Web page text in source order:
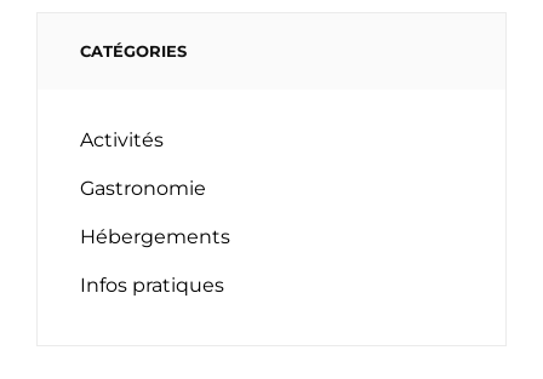
CATÉGORIES
Activités
Gastronomie
Hébergements
Infos pratiques